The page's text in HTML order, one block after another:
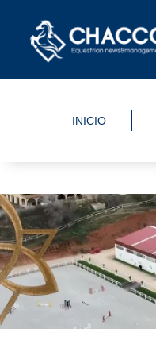
contenido
INICIO